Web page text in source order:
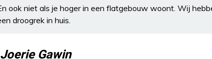
ook niet als je hoger in een flatgebouw woont. Wij
droogrek in huis.
Joerie Gawin